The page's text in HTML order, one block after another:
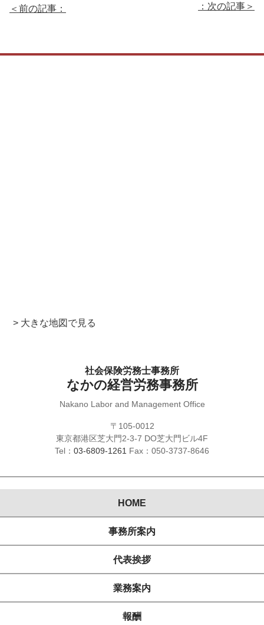
＜前の記事： ：次の記事＞
社会保険労務士事務所
なかの経営労務事務所
Nakano Labor and Management Office
〒105-0012
東京都港区芝大門2-3-7 DO芝大門ビル4F
Tel： 03-6809-1261 Fax：050-3737-8646
HOME
事務所案内
代表挨拶
業務案内
報酬
> 大きな地図で見る